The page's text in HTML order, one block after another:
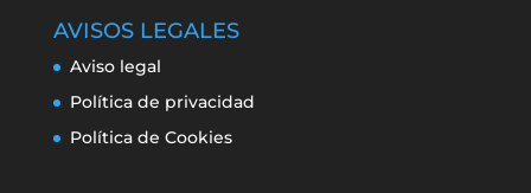
AVISOS LEGALES
Aviso legal
Política de privacidad
Política de Cookies